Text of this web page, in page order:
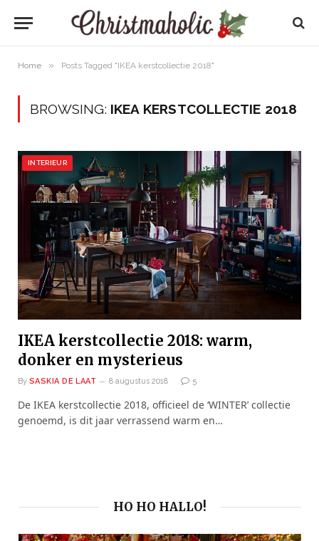
Home » Posts Tagged "IKEA kerstcollectie 2018"
BROWSING: IKEA KERSTCOLLECTIE 2018
INTERIEUR
IKEA kerstcollectie 2018: warm,
donker en mysterieus
By SASKIA DE LAAT 8 augustus 2018 5
De IKEA kerstcollectie 2018, officieel de ‘WINTER’ collectie
genoemd, is dit jaar verrassend warm en…
HO HO HALLO!